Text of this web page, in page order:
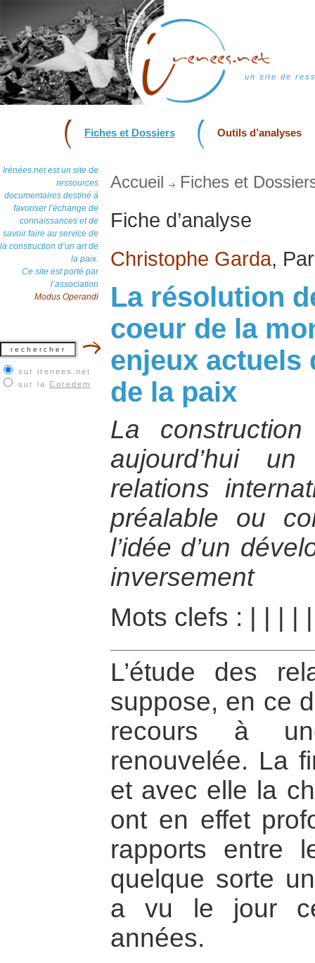
un site de
Fiches et Dossiers Outils d’analyses
Irénées.net est un site de
ressources
documentaires destiné à
favoriser l’échange de
connaissances et de
savoir faire au service de
la construction d’un art de
la paix.
Ce site est porté par
l’association
Modus Operandi
sur irenees.net
sur la Coredem
Accueil Fiches et
Fiche d’analyse
Christophe Garda,
La résolution
coeur de la
enjeux actuels
de la paix
La
aujourd’hui
relations
préalable ou
l’idée d’un
inversement
Mots clefs :
L’étude des
suppose, en ce
recours à
renouvelée. La
et avec elle la
ont en effet
rapports entre
quelque sorte
a vu le jour
années.